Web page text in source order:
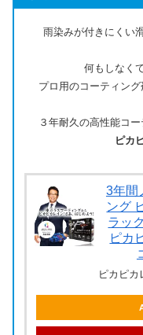
雨染みが付きにくい
何もしなく
プロ用のコーティン
３年耐久の高性能コ
ピカ
3年間
ング
ラッ
ピカ
ピカピ